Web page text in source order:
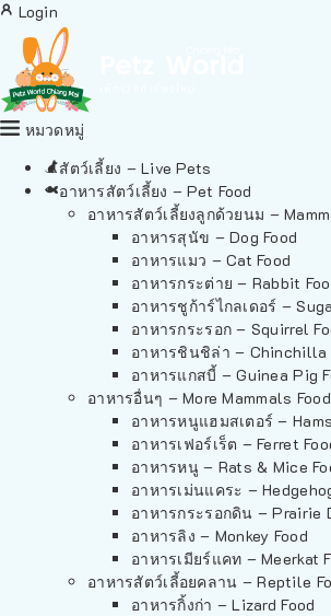
Login
หมวดหมู่
สัตว์เลี้ยง – Live Pets
อาหารสัตว์เลี้ยง – Pet Food
อาหารสัตว์เลี้ยงลูกด้วยนม –
อาหารสุนัข – Dog Food
อาหารแมว – Cat Food
อาหารกระต่าย – Rabbit
อาหารชูก้าร์ไกลเดอร์ –
อาหารกระรอก – Squirrel
อาหารชินชิล่า – Chinchilla
อาหารแกสบี้ – Guinea Pig
อาหารอื่นๆ – More Mammals Food
อาหารหนูแฮมสเตอร์ –
อาหารเฟอร์เร็ต – Ferret
อาหารหนู – Rats & Mice
อาหารเม่นแคระ –
อาหารกระรอกดิน – Prairie
อาหารลิง – Monkey Food
อาหารเมียร์แคท – Meerkat
อาหารสัตว์เลี้อยคลาน – Reptile
อาหารกิ้งก่า – Lizard Food